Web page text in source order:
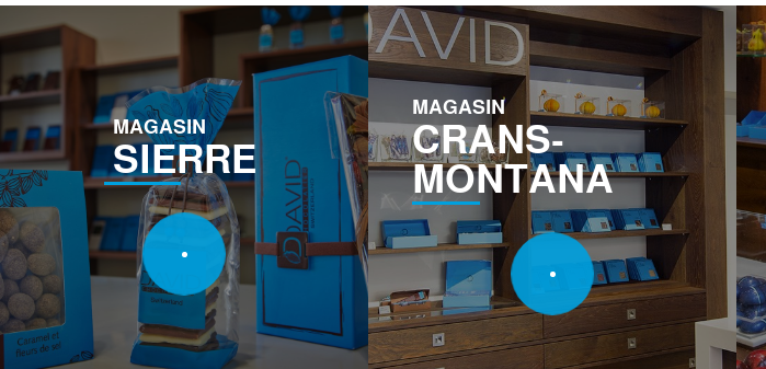
MAGASIN
SIERRE
MAGASIN
CRANS-
MONTANA